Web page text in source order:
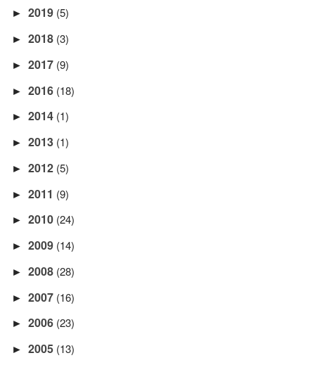
► 2019 (5)
► 2018 (3)
► 2017 (9)
► 2016 (18)
► 2014 (1)
► 2013 (1)
► 2012 (5)
► 2011 (9)
► 2010 (24)
► 2009 (14)
► 2008 (28)
► 2007 (16)
► 2006 (23)
► 2005 (13)